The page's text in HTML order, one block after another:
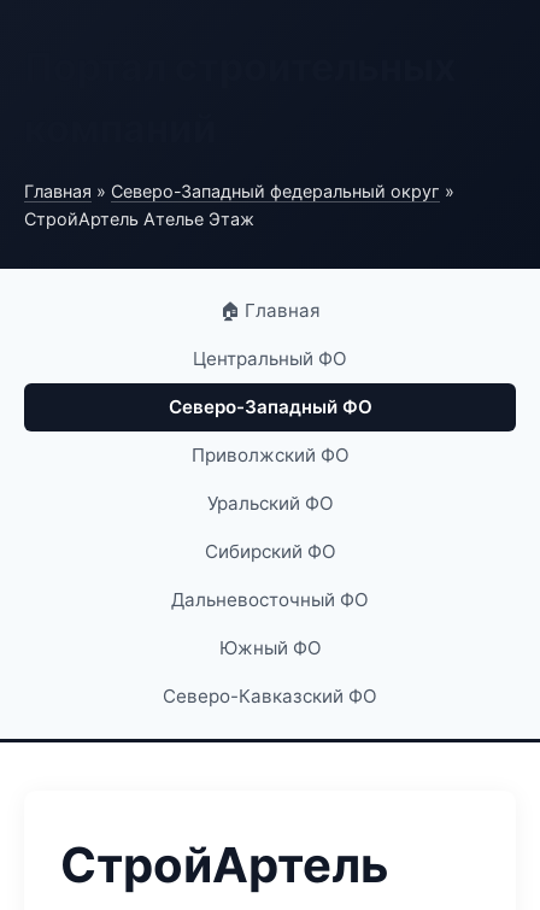
Главная » Северо-Западный федеральный округ »
СтройАртель Ателье Этаж
🏠 Главная
Центральный ФО
Северо-Западный ФО
Приволжский ФО
Уральский ФО
Сибирский ФО
Дальневосточный ФО
Южный ФО
Северо-Кавказский ФО
СтройАртель